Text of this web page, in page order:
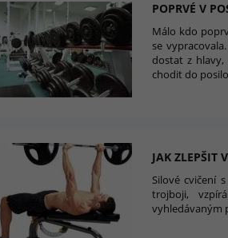
POPRVÉ V
Málo kdo
se
dostat z hlavy,
chodit do
JAK ZLEPŠIT
Silové cvičení
trojboji,
vyhledávaným